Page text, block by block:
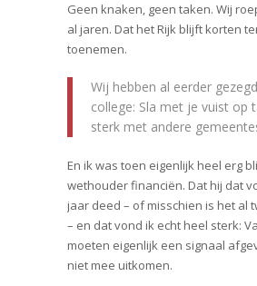
Geen knaken, geen taken. Wij
al jaren. Dat het Rijk blijft korten
toenemen.
Wij hebben al eerder
college: Sla met je vuist op
sterk met andere
En ik was toen eigenlijk heel erg
wethouder financiën. Dat hij dat
jaar deed – of misschien is het al
– en dat vond ik echt heel sterk:
moeten eigenlijk een signaal
niet mee uitkomen.